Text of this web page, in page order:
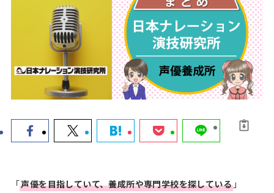
声優コースのあ
る高校
声優科のある
大学
声優ワークシ
ョップ
声優オーディシ
ョン
声優ニュース
＆トレンド
お知らせ
HOME
「声優を目指していて、養成所や専門学校を探している 」